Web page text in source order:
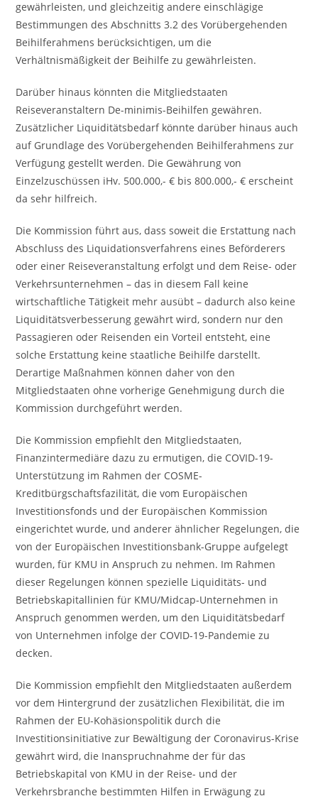
gewährleisten, und gleichzeitig andere einschlägige
Bestimmungen des Abschnitts 3.2 des Vorübergehenden
Beihilferahmens berücksichtigen, um die
Verhältnismäßigkeit der Beihilfe zu gewährleisten.
Darüber hinaus könnten die Mitgliedstaaten
Reiseveranstaltern De-minimis-Beihilfen gewähren.
Zusätzlicher Liquiditätsbedarf könnte darüber hinaus auch
auf Grundlage des Vorübergehenden Beihilferahmens zur
Verfügung gestellt werden. Die Gewährung von
Einzelzuschüssen iHv. 500.000,- € bis 800.000,- € erscheint
da sehr hilfreich.
Die Kommission führt aus, dass soweit die Erstattung nach
Abschluss des Liquidationsverfahrens eines Beförderers
oder einer Reiseveranstaltung erfolgt und dem Reise- oder
Verkehrsunternehmen – das in diesem Fall keine
wirtschaftliche Tätigkeit mehr ausübt – dadurch also keine
Liquiditätsverbesserung gewährt wird, sondern nur den
Passagieren oder Reisenden ein Vorteil entsteht, eine
solche Erstattung keine staatliche Beihilfe darstellt.
Derartige Maßnahmen können daher von den
Mitgliedstaaten ohne vorherige Genehmigung durch die
Kommission durchgeführt werden.
Die Kommission empfiehlt den Mitgliedstaaten,
Finanzintermediäre dazu zu ermutigen, die COVID-19-
Unterstützung im Rahmen der COSME-
Kreditbürgschaftsfazilität, die vom Europäischen
Investitionsfonds und der Europäischen Kommission
eingerichtet wurde, und anderer ähnlicher Regelungen, die
von der Europäischen Investitionsbank-Gruppe aufgelegt
wurden, für KMU in Anspruch zu nehmen. Im Rahmen
dieser Regelungen können spezielle Liquiditäts- und
Betriebskapitallinien für KMU/Midcap-Unternehmen in
Anspruch genommen werden, um den Liquiditätsbedarf
von Unternehmen infolge der COVID-19-Pandemie zu
decken.
Die Kommission empfiehlt den Mitgliedstaaten außerdem
vor dem Hintergrund der zusätzlichen Flexibilität, die im
Rahmen der EU-Kohäsionspolitik durch die
Investitionsinitiative zur Bewältigung der Coronavirus-Krise
gewährt wird, die Inanspruchnahme der für das
Betriebskapital von KMU in der Reise- und der
Verkehrsbranche bestimmten Hilfen in Erwägung zu